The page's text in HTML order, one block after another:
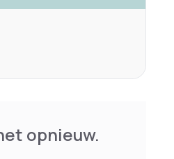
opnieuw.